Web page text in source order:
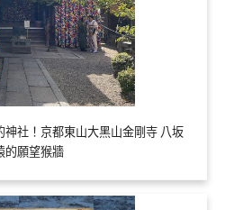
社！京都東山大黑山金剛寺 八坂
的願望猴牆